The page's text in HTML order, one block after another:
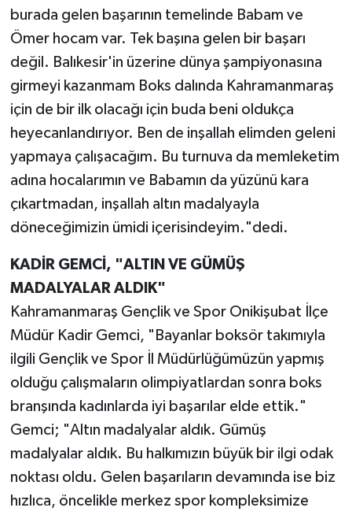
burada gelen başarının temelinde Babam ve
Ömer hocam var. Tek başına gelen bir başarı
değil. Balıkesir'in üzerine dünya şampiyonasına
girmeyi kazanmam Boks dalında Kahramanmaraş
için de bir ilk olacağı için buda beni oldukça
heyecanlandırıyor. Ben de inşallah elimden geleni
yapmaya çalışacağım. Bu turnuva da memleketim
adına hocalarımın ve Babamın da yüzünü kara
çıkartmadan, inşallah altın madalyayla
döneceğimizin ümidi içerisindeyim."dedi.
KADİR GEMCİ, "ALTIN VE GÜMÜŞ
MADALYALAR ALDIK"
Kahramanmaraş Gençlik ve Spor Onikişubat İlçe
Müdür Kadir Gemci, "Bayanlar boksör takımıyla
ilgili Gençlik ve Spor İl Müdürlüğümüzün yapmış
olduğu çalışmaların olimpiyatlardan sonra boks
branşında kadınlarda iyi başarılar elde ettik."
Gemci; "Altın madalyalar aldık. Gümüş
madalyalar aldık. Bu halkımızın büyük bir ilgi odak
noktası oldu. Gelen başarıların devamında ise biz
hızlıca, öncelikle merkez spor kompleksimize